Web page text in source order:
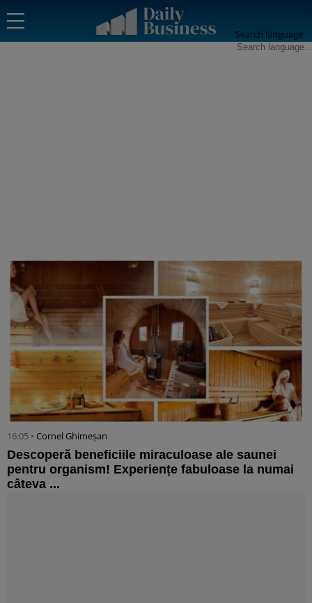
Search language
16:05 • Cornel Ghimeșan
Descoperă beneficiile miraculoase ale saunei
pentru organism! Experiențe fabuloase la numai
câteva ...